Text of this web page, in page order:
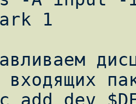
1
входящих
add dev